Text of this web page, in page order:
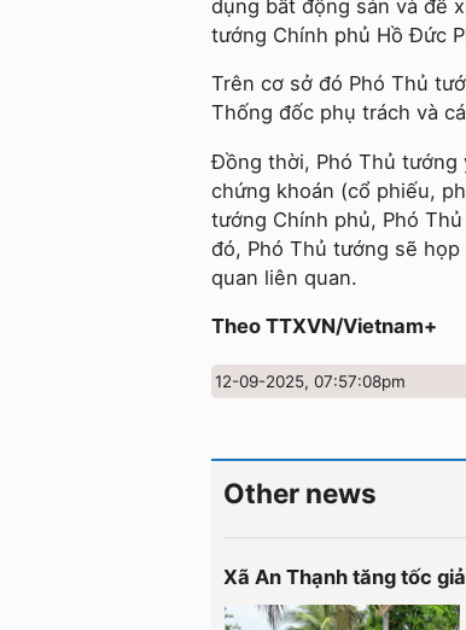
dụng bất động sản và đề
tướng Chính phủ Hồ Đức
Trên cơ sở đó Phó Thủ
Thống đốc phụ trách và
Đồng thời, Phó Thủ tướng
chứng khoán (cổ phiếu,
tướng Chính phủ, Phó
đó, Phó Thủ tướng sẽ
quan liên quan.
Theo TTXVN/Vietnam+
12-09-2025, 07:57:08pm
Other news
Xã An Thạnh tăng tốc